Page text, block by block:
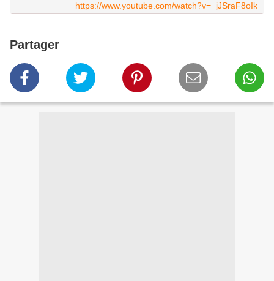
https://www.youtube.com/watch?v=_jJSraF8oIk
Partager